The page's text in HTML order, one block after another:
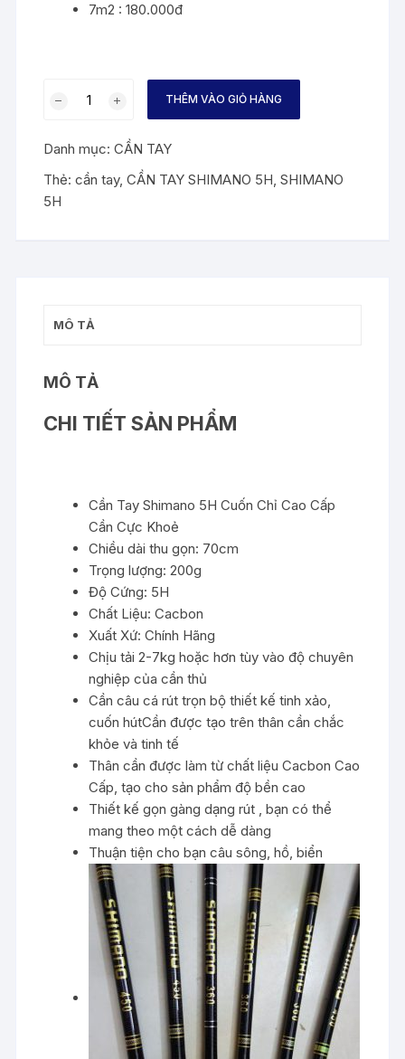
7m2 : 180.000đ
5H
CUỐN
CHỈ
THÊM VÀO GIỎ HÀNG
Danh mục:CẦN TAY
Thẻ:cần tay,CẦN TAY SHIMANO 5H,SHIMANO
5H
MÔ TẢ
MÔ TẢ
CHI TIẾT SẢN PHẨM
Cần Tay Shimano 5H Cuốn Chỉ Cao Cấp
Cần Cực Khoẻ
Chiều dài thu gọn: 70cm
Trọng lượng: 200g
Độ Cứng: 5H
Chất Liệu: Cacbon
Xuất Xứ: Chính Hãng
Chịu tải 2-7kg hoặc hơn tùy vào độ chuyên
nghiệp của cần thủ
Cần câu cá rút trọn bộ thiết kế tinh xảo,
cuốn hútCần được tạo trên thân cần chắc
khỏe và tinh tế
Thân cần được làm từ chất liệu Cacbon Cao
Cấp, tạo cho sản phẩm độ bền cao
Thiết kế gọn gàng dạng rút , bạn có thể
mang theo một cách dễ dàng
Thuận tiện cho bạn câu sông, hồ, biển